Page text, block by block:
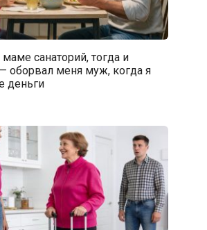
санаторий, тогда и
оборвал меня муж, когда я
деньги